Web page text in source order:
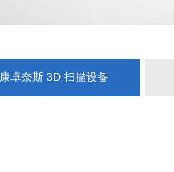
康卓奈斯 3D 扫描设备